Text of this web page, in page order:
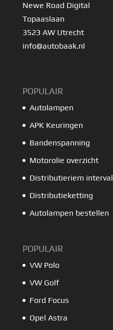
Newe Road Digital
Topaaslaan
3523 AW Utrecht
info@autobaak.nl
POPULAIR
Autolampen
APK Keuringen
Bandenspanning
Motorolie overzicht
Distributieriem interval
Distributieketting
Autolampen bestellen
POPULAIR
VW Polo
VW Golf
Ford Focus
Opel Astra